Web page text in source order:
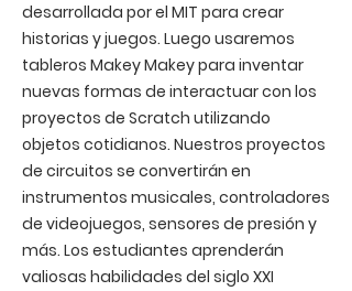
desarrollada por el MIT para crear
historias y juegos. Luego usaremos
tableros Makey Makey para inventar
nuevas formas de interactuar con los
proyectos de Scratch utilizando
objetos cotidianos. Nuestros proyectos
de circuitos se convertirán en
instrumentos musicales, controladores
de videojuegos, sensores de presión y
más. Los estudiantes aprenderán
valiosas habilidades del siglo XXI